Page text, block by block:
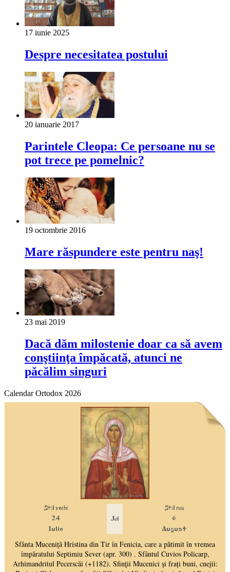
17 iunie 2025
Despre necesitatea postului
20 ianuarie 2017
Parintele Cleopa: Ce persoane nu se
pot trece pe pomelnic?
19 octombrie 2016
Mare răspundere este pentru naş!
23 mai 2019
Dacă dăm milostenie doar ca să avem
conştiinţa împăcată, atunci ne
păcălim singuri
Calendar Ortodox 2026